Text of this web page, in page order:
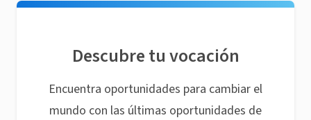
Descubre tu vocación
Encuentra oportunidades para cambiar el
mundo con las últimas oportunidades de